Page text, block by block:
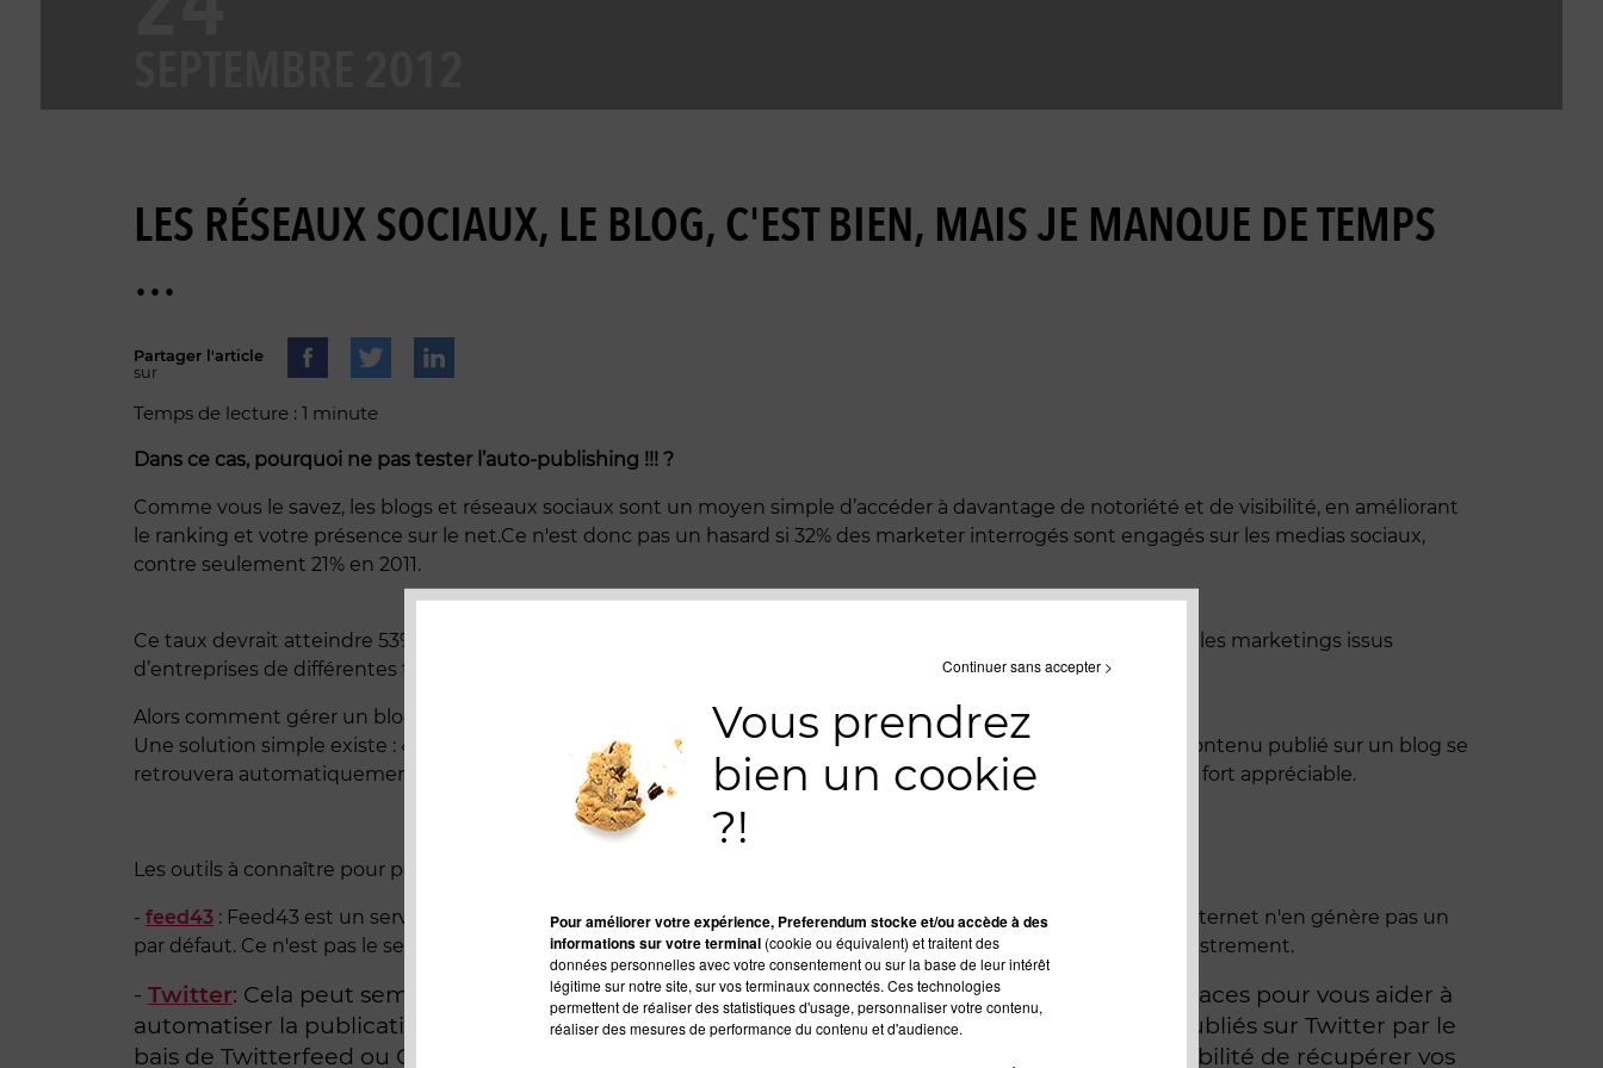
Vous prendrez
bien un cookie
?!
Pour améliorer votre expérience, Preferendum stocke et/ou accède à des
informations sur votre terminal (cookie ou équivalent) et traitent des
données personnelles avec votre consentement ou sur la base de leur intérêt
légitime sur notre site, sur vos terminaux connectés. Ces technologies
permettent de réaliser des statistiques d'usage, personnaliser votre contenu,
réaliser des mesures de performance du contenu et d'audience.
Continuer sans accepter >
LES RÉSEAUX SOCIAUX, LE BLOG, C'EST BIEN, MAIS JE MANQUE DE TEMPS
…
Partager l'article
sur
Temps de lecture : 1 minute
Dans ce cas, pourquoi ne pas tester l’auto-publishing !!! ?
Comme vous le savez, les blogs et réseaux sociaux sont un moyen simple d’accéder à davantage de notoriété et de visibilité, en améliorant
le ranking et votre présence sur le net.Ce n'est donc pas un hasard si 32% des marketer interrogés sont engagés sur les medias sociaux,
contre seulement 21% en 2011.
Ce taux devrait atteindre 53% en 2013. (Étude réalisée en Mars 2012, par btobonline magazine, sur 622 responsables marketings issus
d’entreprises de différentes tailles et de différents secteurs d’activités).
Alors comment gérer un blog ainsi que les médias sociaux en se simplifiant le quotidien ?
Une solution simple existe : «auto publishing », autrement dit automatiser vos publications. Chaque nouveau contenu publié sur un blog se
retrouvera automatiquement publié sur les réseaux sociaux de votre choix. Pour certains ce gain de temps sera fort appréciable.
Les outils à connaître pour pouvoir faire de l’auto publishing :
- feed43 : Feed43 est un service en ligne gratuit qui vous donne la possibilité de créer un flux RSS si votre site internet n'en génère pas un
par défaut. Ce n'est pas le seul outil existant, mais il a le mérite d'être gratuit et ne nécessite même pas d'enregistrement.
- Twitter: Cela peut sembler étonnant mais un compte Twitter est l'un des outils les plus efficaces pour vous aider à
automatiser la publication de vos articles sur d'autres réseaux. En effet une fois vos articles publiés sur Twitter par le
bais de Twitterfeed ou Obsocial submit, de nombreux réseaux vous donne par défaut la possibilité de récupérer vos